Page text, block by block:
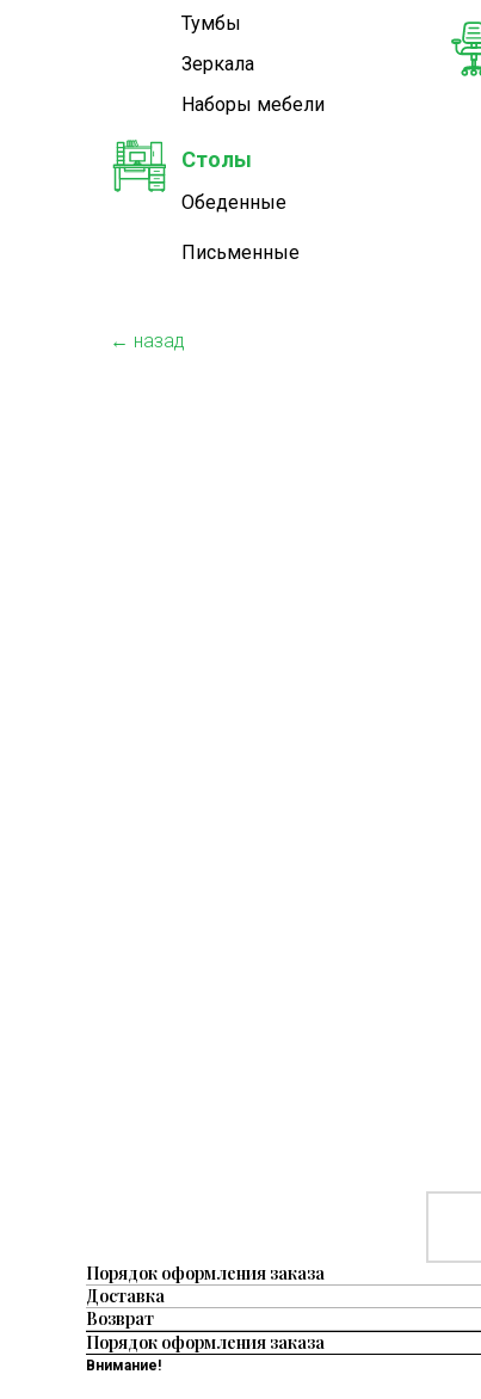
Столы
Обеденные
Письменные
Наборы мебели
Тумбы
Зеркала
← назад
Порядок оформления заказа
Доставка
Возврат
Порядок оформления заказа
Внимание!